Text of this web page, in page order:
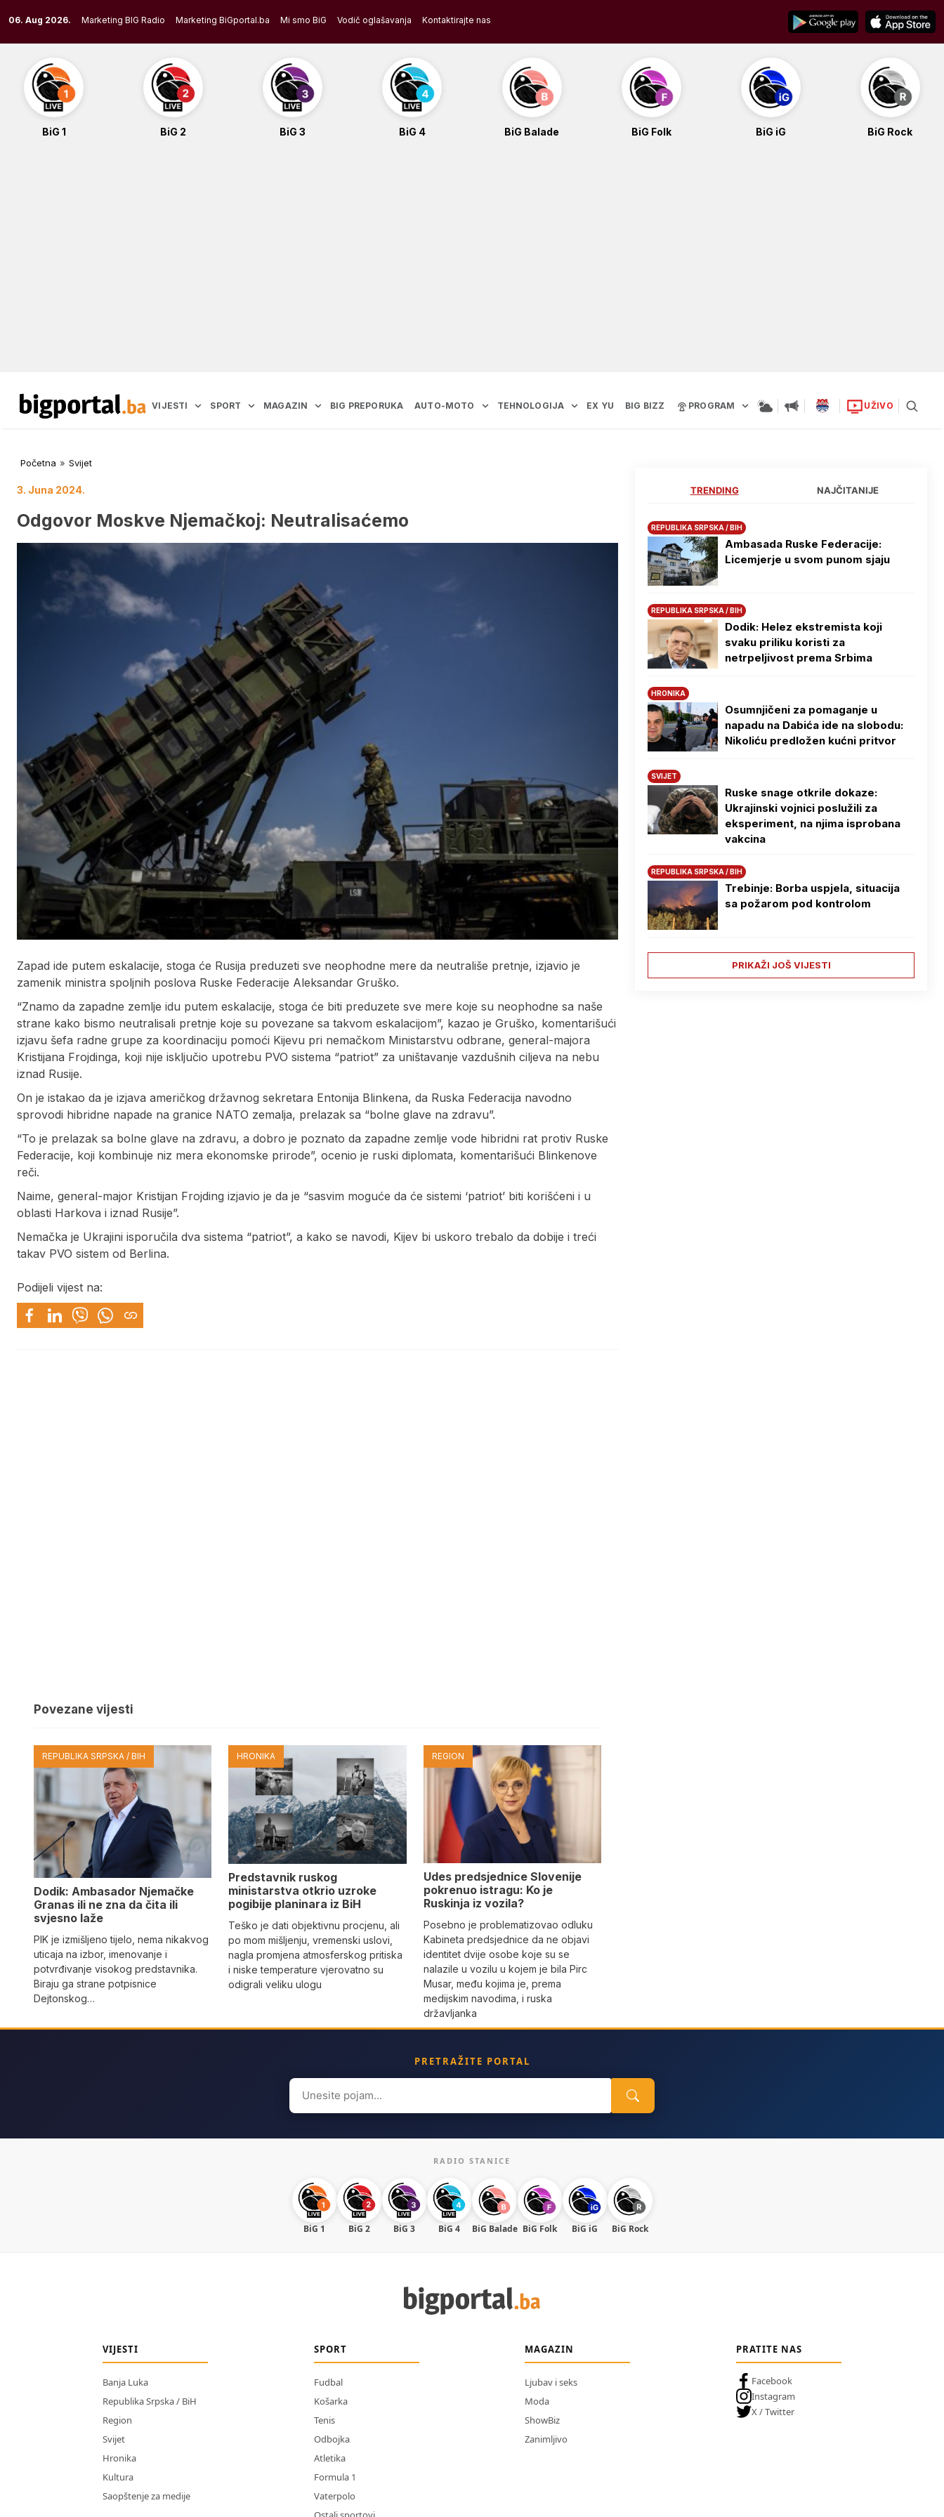
to
content
06. Aug 2026. Marketing BIG Radio Marketing BiGportal.ba Mi smo BiG Vodič oglašavanja Kontaktirajte nas
BiG 1 BiG 2 BiG 3 BiG 4 BiG Balade BiG Folk BiG iG BiG Rock
VIJESTI SPORT MAGAZIN BIG PREPORUKA AUTO-MOTO TEHNOLOGIJA EX YU BIG BIZZ PROGRAM UŽIVO
Početna » Svijet
3. Juna 2024.
Odgovor Moskve Njemačkoj: Neutralisaćemo
Zapad ide putem eskalacije, stoga će Rusija preduzeti sve neophodne mere da neutrališe pretnje, izjavio je
zamenik ministra spoljnih poslova Ruske Federacije Aleksandar Gruško.
“Znamo da zapadne zemlje idu putem eskalacije, stoga će biti preduzete sve mere koje su neophodne sa naše
strane kako bismo neutralisali pretnje koje su povezane sa takvom eskalacijom”, kazao je Gruško, komentarišući
izjavu šefa radne grupe za koordinaciju pomoći Kijevu pri nemačkom Ministarstvu odbrane, general-majora
Kristijana Frojdinga, koji nije isključio upotrebu PVO sistema “patriot” za uništavanje vazdušnih ciljeva na nebu
iznad Rusije.
On je istakao da je izjava američkog državnog sekretara Entonija Blinkena, da Ruska Federacija navodno
sprovodi hibridne napade na granice NATO zemalja, prelazak sa “bolne glave na zdravu”.
“To je prelazak sa bolne glave na zdravu, a dobro je poznato da zapadne zemlje vode hibridni rat protiv Ruske
Federacije, koji kombinuje niz mera ekonomske prirode”, ocenio je ruski diplomata, komentarišući Blinkenove
reči.
Naime, general-major Kristijan Frojding izjavio je da je “sasvim moguće da će sistemi ‘patriot’ biti korišćeni i u
oblasti Harkova i iznad Rusije”.
Nemačka je Ukrajini isporučila dva sistema “patriot”, a kako se navodi, Kijev bi uskoro trebalo da dobije i treći
takav PVO sistem od Berlina.
Podijeli vijest na:
Povezane vijesti
REPUBLIKA SRPSKA / BIH
Dodik: Ambasador Njemačke
Granas ili ne zna da čita ili
svjesno laže
PIK je izmišljeno tijelo, nema nikakvog
uticaja na izbor, imenovanje i
potvrđivanje visokog predstavnika.
Biraju ga strane potpisnice
Dejtonskog…
HRONIKA
Predstavnik ruskog
ministarstva otkrio uzroke
pogibije planinara iz BiH
Teško je dati objektivnu procjenu, ali
po mom mišljenju, vremenski uslovi,
nagla promjena atmosferskog pritiska
i niske temperature vjerovatno su
odigrali veliku ulogu
REGION
Udes predsjednice Slovenije
pokrenuo istragu: Ko je
Ruskinja iz vozila?
Posebno je problematizovao odluku
Kabineta predsjednice da ne objavi
identitet dvije osobe koje su se
nalazile u vozilu u kojem je bila Pirc
Musar, među kojima je, prema
medijskim navodima, i ruska
državljanka
TRENDING NAJČITANIJE
REPUBLIKA SRPSKA / BIH
Ambasada Ruske Federacije:
Licemjerje u svom punom sjaju
REPUBLIKA SRPSKA / BIH
Dodik: Helez ekstremista koji
svaku priliku koristi za
netrpeljivost prema Srbima
HRONIKA
Osumnjičeni za pomaganje u
napadu na Dabića ide na slobodu:
Nikoliću predložen kućni pritvor
SVIJET
Ruske snage otkrile dokaze:
Ukrajinski vojnici poslužili za
eksperiment, na njima isprobana
vakcina
REPUBLIKA SRPSKA / BIH
Trebinje: Borba uspjela, situacija
sa požarom pod kontrolom
PRIKAŽI JOŠ VIJESTI
PRETRAŽITE PORTAL
Search
for:
RADIO STANICE
BiG 1 BiG 2 BiG 3 BiG 4 BiG Balade BiG Folk BiG iG BiG Rock
VIJESTI
Banja Luka
Republika Srpska / BiH
Region
Svijet
Hronika
Kultura
Saopštenje za medije
SPORT
Fudbal
Košarka
Tenis
Odbojka
Atletika
Formula 1
Vaterpolo
MAGAZIN
Ljubav i seks
Moda
ShowBiz
Zanimljivo
PRATITE NAS
Facebook
Instagram
X / Twitter